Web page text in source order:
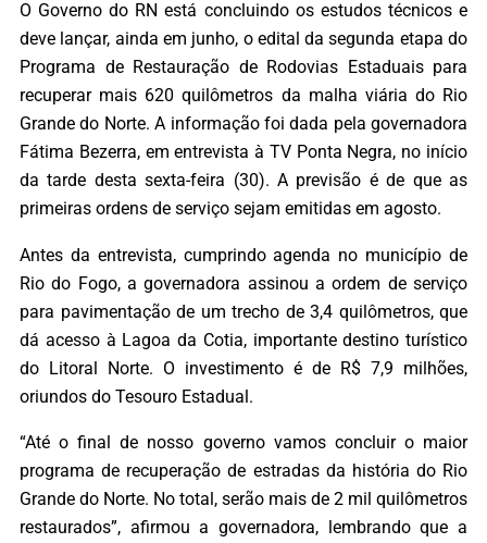
O Governo do RN está concluindo os estudos técnicos e
deve lançar, ainda em junho, o edital da segunda etapa do
Programa de Restauração de Rodovias Estaduais para
recuperar mais 620 quilômetros da malha viária do Rio
Grande do Norte. A informação foi dada pela governadora
Fátima Bezerra, em entrevista à TV Ponta Negra, no início
da tarde desta sexta-feira (30). A previsão é de que as
primeiras ordens de serviço sejam emitidas em agosto.
Antes da entrevista, cumprindo agenda no município de
Rio do Fogo, a governadora assinou a ordem de serviço
para pavimentação de um trecho de 3,4 quilômetros, que
dá acesso à Lagoa da Cotia, importante destino turístico
do Litoral Norte. O investimento é de R$ 7,9 milhões,
oriundos do Tesouro Estadual.
“Até o final de nosso governo vamos concluir o maior
programa de recuperação de estradas da história do Rio
Grande do Norte. No total, serão mais de 2 mil quilômetros
restaurados”, afirmou a governadora, lembrando que a